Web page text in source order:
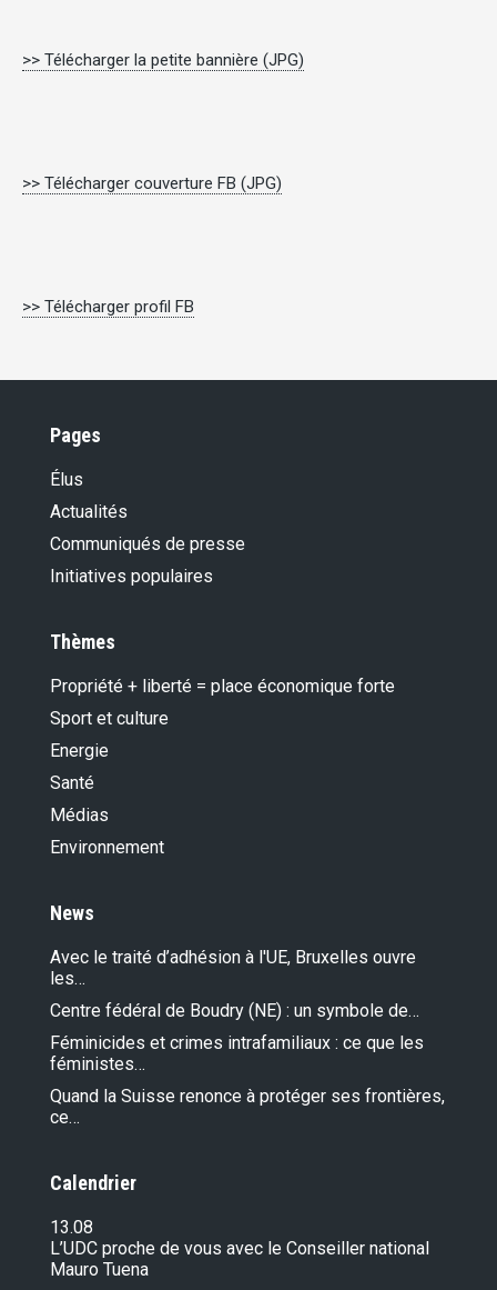
>> Télécharger la petite bannière (JPG)
>> Télécharger couverture FB (JPG)
>> Télécharger profil FB
Pages
Élus
Actualités
Communiqués de presse
Initiatives populaires
Thèmes
Propriété + liberté = place économique forte
Sport et culture
Energie
Santé
Médias
Environnement
News
Avec le traité d’adhésion à l'UE, Bruxelles ouvre
les…
Centre fédéral de Boudry (NE) : un symbole de…
Féminicides et crimes intrafamiliaux : ce que les
féministes…
Quand la Suisse renonce à protéger ses frontières,
ce…
Calendrier
13.08
L’UDC proche de vous avec le Conseiller national
Mauro Tuena